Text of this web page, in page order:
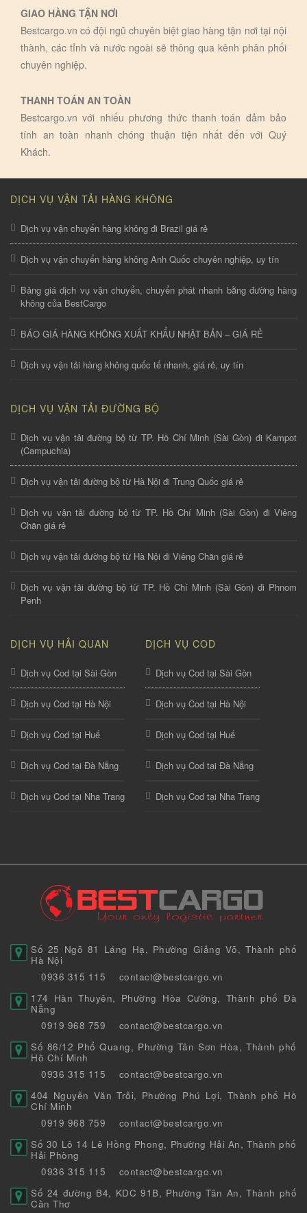
GIAO HÀNG TẬN NƠI
Bestcargo.vn có đội ngũ chuyên biệt giao hàng tận nơi tại nội
thành, các tỉnh và nước ngoài sẽ thông qua kênh phân phối
chuyên nghiệp.
THANH TOÁN AN TOÀN
Bestcargo.vn với nhiếu phương thức thanh toán đảm bảo
tính an toàn nhanh chóng thuận tiện nhất đến với Quý
Khách.
DỊCH VỤ VẬN TẢI HÀNG KHÔNG
Dịch vụ vận chuyển hàng không đi Brazil giá rẻ
Dịch vụ vận chuyển hàng không Anh Quốc chuyên nghiệp, uy tín
Bảng giá dịch vụ vận chuyển, chuyển phát nhanh bằng đường hàng
không của BestCargo
BÁO GIÁ HÀNG KHÔNG XUẤT KHẨU NHẬT BẢN – GIÁ RẺ
Dịch vụ vận tải hàng không quốc tế nhanh, giá rẻ, uy tín
DỊCH VỤ VẬN TẢI ĐƯỜNG BỘ
Dịch vụ vận tải đường bộ từ TP. Hồ Chí Minh (Sài Gòn) đi Kampot
(Campuchia)
Dịch vụ vận tải đường bộ từ Hà Nội đi Trung Quốc giá rẻ
Dịch vụ vận tải đường bộ từ TP. Hồ Chí Minh (Sài Gòn) đi Viêng
Chăn giá rẻ
Dịch vụ vận tải đường bộ từ Hà Nội đi Viêng Chăn giá rẻ
Dịch vụ vận tải đường bộ từ TP. Hồ Chí Minh (Sài Gòn) đi Phnom
Penh
DỊCH VỤ HẢI QUAN
Dịch vụ Cod tại Sài Gòn
Dịch vụ Cod tại Hà Nội
Dịch vụ Cod tại Huế
Dịch vụ Cod tại Đà Nẵng
Dịch vụ Cod tại Nha Trang
DỊCH VỤ COD
Dịch vụ Cod tại Sài Gòn
Dịch vụ Cod tại Hà Nội
Dịch vụ Cod tại Huế
Dịch vụ Cod tại Đà Nẵng
Dịch vụ Cod tại Nha Trang
Số 25 Ngõ 81 Láng Hạ, Phường Giảng Võ, Thành phố
Hà Nội
0936 315 115
contact@bestcargo.vn
174 Hàn Thuyên, Phường Hòa Cường, Thành phố Đà
Nẵng
0919 968 759
contact@bestcargo.vn
Số 86/12 Phổ Quang, Phường Tân Sơn Hòa, Thành phố
Hồ Chí Minh
0936 315 115
contact@bestcargo.vn
404 Nguyễn Văn Trỗi, Phường Phú Lợi, Thành phố Hồ
Chí Minh
0919 968 759
contact@bestcargo.vn
Số 30 Lô 14 Lê Hồng Phong, Phường Hải An, Thành phố
Hải Phòng
0936 315 115
contact@bestcargo.vn
Số 24 đường B4, KDC 91B, Phường Tân An, Thành phố
Cần Thơ